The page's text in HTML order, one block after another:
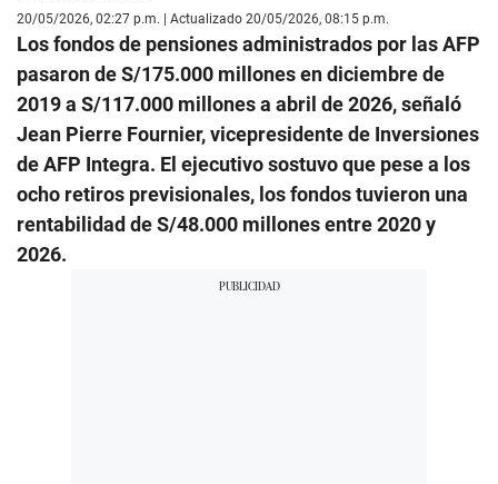
20/05/2026, 02:27 p.m. | Actualizado 20/05/2026, 08:15 p.m.
Los fondos de pensiones administrados por las AFP
pasaron de S/175.000 millones en diciembre de
2019 a S/117.000 millones a abril de 2026, señaló
Jean Pierre Fournier, vicepresidente de Inversiones
de AFP Integra. El ejecutivo sostuvo que pese a los
ocho retiros previsionales, los fondos tuvieron una
rentabilidad de S/48.000 millones entre 2020 y
2026.